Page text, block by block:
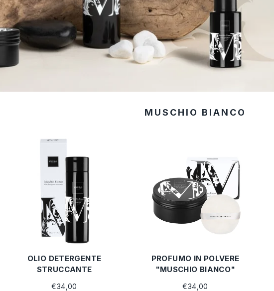
MUSCHIO BIANCO
OLIO DETERGENTE
STRUCCANTE
€34,00
PROFUMO IN POLVERE
"MUSCHIO BIANCO"
€34,00